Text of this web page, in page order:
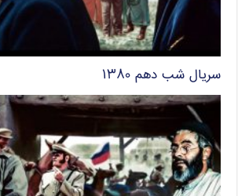
سریال شب دهم ۱۳۸۰